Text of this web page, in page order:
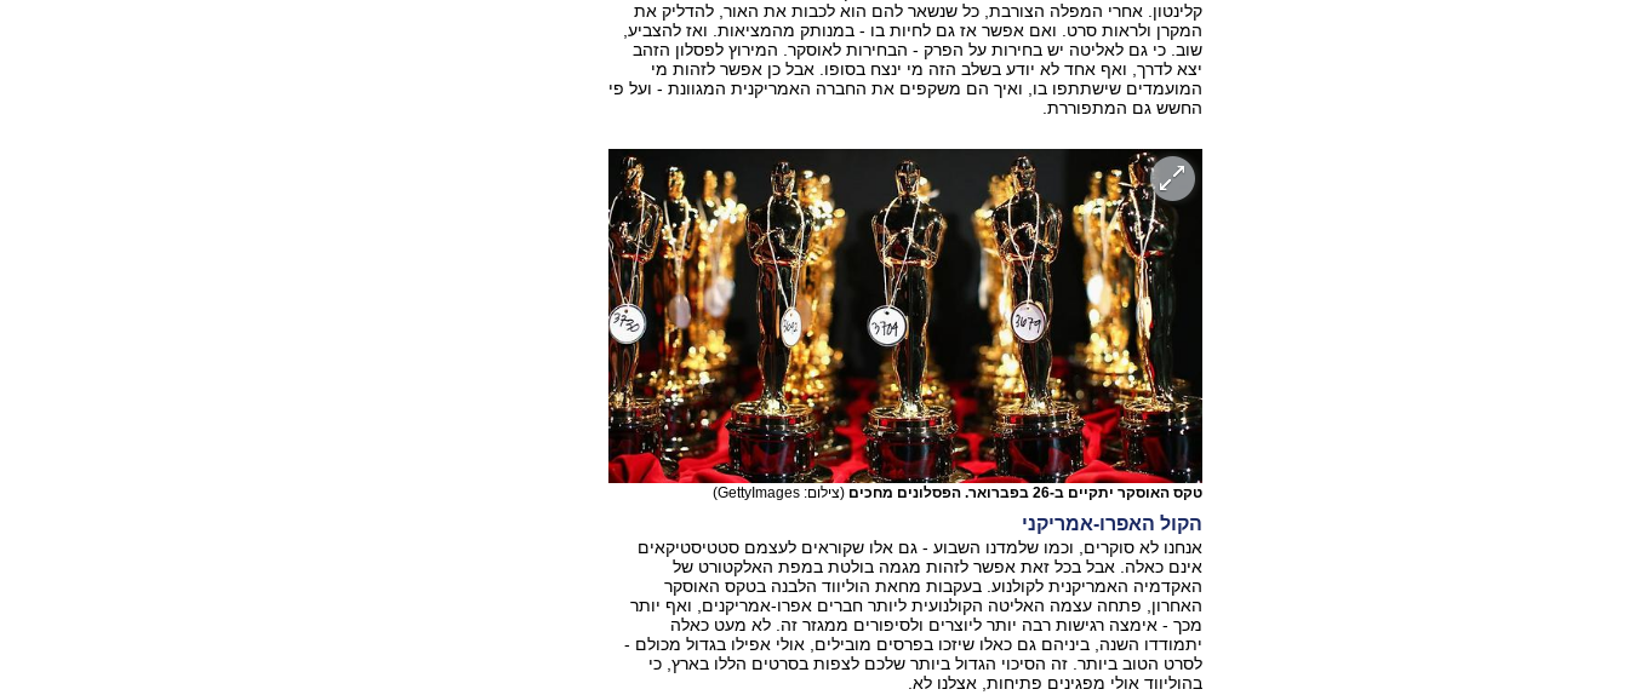
קלינטון. אחרי המפלה הצורבת, כל שנשאר להם הוא לכבות את האור, להדליק את
המקרן ולראות סרט. ואם אפשר אז גם לחיות בו - במנותק מהמציאות. ואז להצביע,
שוב. כי גם לאליטה יש בחירות על הפרק - הבחירות לאוסקר. המירוץ לפסלון הזהב
יצא לדרך, ואף אחד לא יודע בשלב הזה מי ינצח בסופו. אבל כן אפשר לזהות מי
המועמדים שישתתפו בו, ואיך הם משקפים את החברה האמריקנית המגוונת - ועל פי
החשש גם המתפוררת.
טקס האוסקר יתקיים ב-26 בפברואר. הפסלונים מחכים (צילום: GettyImages)
הקול האפרו-אמריקני
אנחנו לא סוקרים, וכמו שלמדנו השבוע - גם אלו שקוראים לעצמם סטטיסטיקאים
אינם כאלה. אבל בכל זאת אפשר לזהות מגמה בולטת במפת האלקטורט של
האקדמיה האמריקנית לקולנוע. בעקבות מחאת הוליווד הלבנה בטקס האוסקר
האחרון, פתחה עצמה האליטה הקולנועית ליותר חברים אפרו-אמריקנים, ואף יותר
מכך - אימצה רגישות רבה יותר ליוצרים ולסיפורים ממגזר זה. לא מעט כאלה
יתמודדו השנה, ביניהם גם כאלו שיזכו בפרסים מובילים, אולי אפילו בגדול מכולם -
לסרט הטוב ביותר. זה הסיכוי הגדול ביותר שלכם לצפות בסרטים הללו בארץ, כי
בהוליווד אולי מפגינים פתיחות, אצלנו לא.